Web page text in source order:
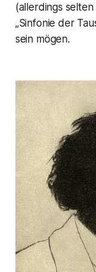
(allerdings
„Sinfonie der
sein mögen.